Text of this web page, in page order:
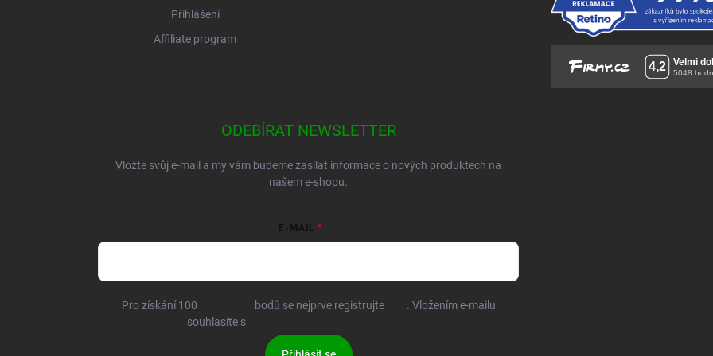
Přihlášení
Affiliate program
ODEBÍRAT NEWSLETTER
Vložte svůj e-mail a my vám budeme zasílat informace o nových produktech na
našem e-shopu.
E-MAIL
Pro získání 100 bodů se nejprve registrujte
. Vložením e-mailu
souhlasíte s